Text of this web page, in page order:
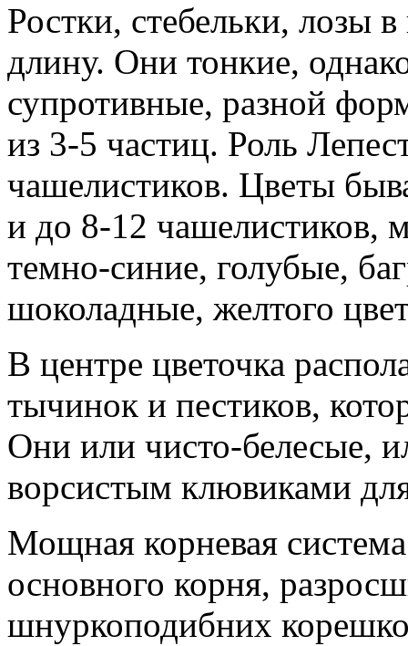
Ростки, стебельки, лозы
длину. Они тонкие,
супротивные, разной
из 3-5 частиц. Роль
чашелистиков. Цветы
и до 8-12 чашелистиков,
темно-синие, голубые,
шоколадные, желтого
В центре цветочка
тычинок и пестиков,
Они или чисто-белесые,
ворсистым клювиками
Мощная корневая
основного корня,
шнуркоподибних